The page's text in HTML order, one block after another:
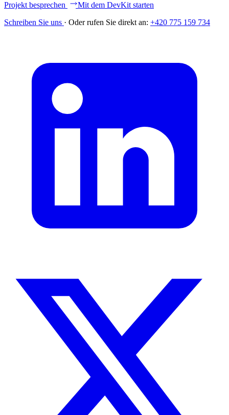
Projekt besprechen
Mit dem DevKit starten
Schreiben Sie uns · Oder rufen Sie direkt an: +420 775 159 734